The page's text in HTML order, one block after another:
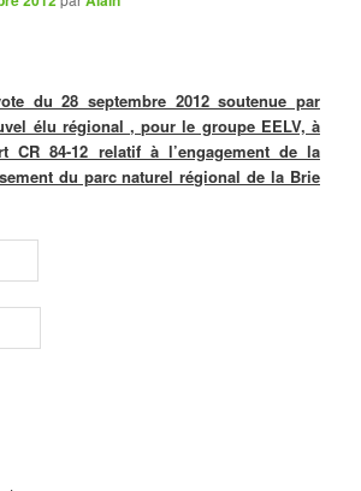
du 28 septembre 2012 soutenue par
élu régional , pour le groupe EELV, à
CR 84-12 relatif à l’engagement de la
du parc naturel régional de la Brie